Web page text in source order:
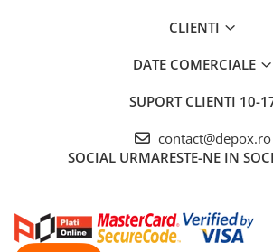
CLIENTI
DATE COMERCIALE
SUPORT CLIENTI 10-
contact@depox.ro
SOCIAL URMARESTE-NE IN